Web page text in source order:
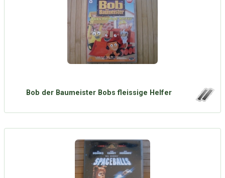
Bob der Baumeister Bobs fleissige Helfer